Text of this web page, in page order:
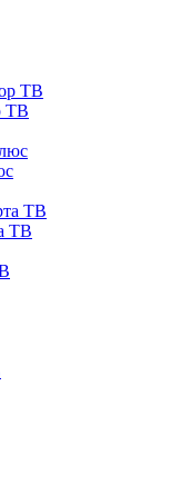
ТВ
ТВ
ТВ
ТВ